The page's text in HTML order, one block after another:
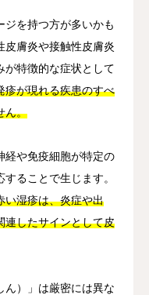
ジを持つ方が多いかも
皮膚炎や接触性皮膚炎
が特徴的な症状として
疹が現れる疾患のすべ
ん。
経や免疫細胞が特定の
ることで生じます。
い湿疹は、炎症や出
連したサインとして皮
ん）」は厳密には異な